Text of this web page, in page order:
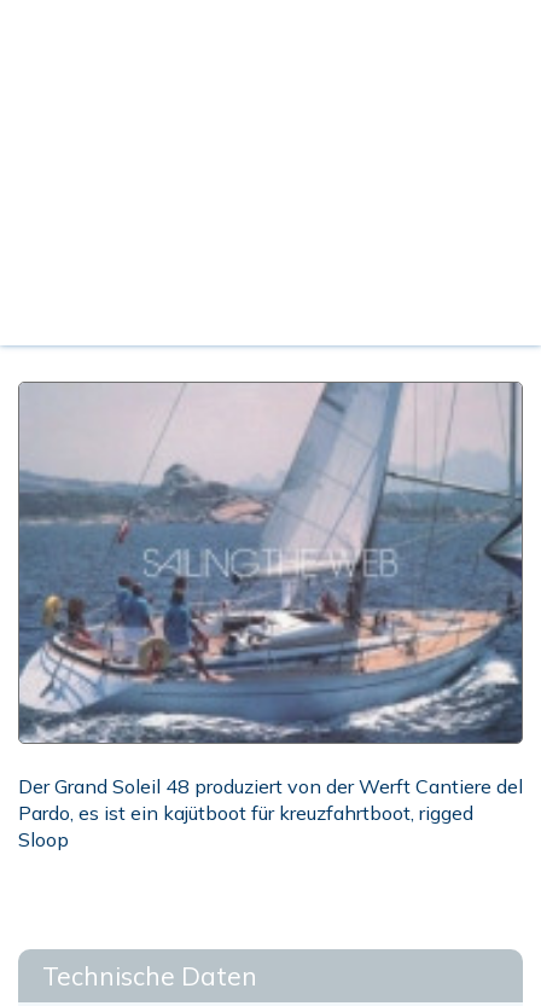
Der Grand Soleil 48 produziert von der Werft Cantiere del
Pardo, es ist ein kajütboot für kreuzfahrtboot, rigged
Sloop
Technische Daten